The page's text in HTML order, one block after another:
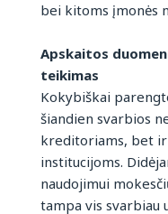
bei kitoms įmonės
Apskaitos
teikimas
Kokybiškai
šiandien svarbios
kreditoriams, bet
institucijoms.
naudojimui
tampa vis svarbiau